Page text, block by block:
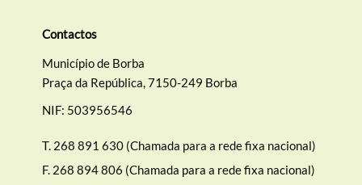
Contactos
Município de Borba
Praça da República, 7150-249 Borba
NIF: 503956546
T. 268 891 630 (Chamada para a rede fixa nacional)
F. 268 894 806 (Chamada para a rede fixa nacional)